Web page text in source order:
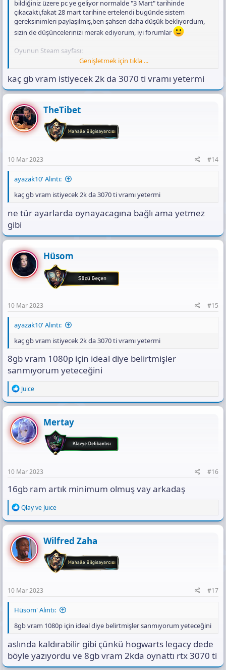
bildiğiniz üzere pc ye geliyor normalde "3 Mart" tarihinde
çıkacaktı,fakat 28 mart tarihine ertelendi bugünde sistem
gereksinimleri paylaşılmış,ben şahsen daha düşük bekliyordum,
sizin de düşüncelerinizi merak ediyorum, iyi forumlar
Oyunun Steam sayfası:
Ekli dosyayı görüntüle 16603
Ekli dosyayı görüntüle 16604
Genişletmek için tıkla ...
kaç gb vram istiyecek 2k da 3070 ti vramı yetermi
TheTibet
10 Mar 2023 #14
ayazak10' Alıntı:
kaç gb vram istiyecek 2k da 3070 ti vramı yetermi
ne tür ayarlarda oynayacagına bağlı ama yetmez
gibi
Hüsom
10 Mar 2023 #15
ayazak10' Alıntı:
kaç gb vram istiyecek 2k da 3070 ti vramı yetermi
8gb vram 1080p için ideal diye belirtmişler
sanmıyorum yeteceğini
R
e
a
c
t
i
o
n
Juice
Mertay
10 Mar 2023 #16
16gb ram artık minimum olmuş vay arkadaş
R
e
a
c
t
i
o
n
Qlayve Juice
Wilfred Zaha
10 Mar 2023 #17
Hüsom' Alıntı:
8gb vram 1080p için ideal diye belirtmişler sanmıyorum yeteceğini
aslında kaldırabilir gibi çünkü hogwarts legacy dede
böyle yazıyordu ve 8gb vram 2kda oynattı rtx 3070 ti